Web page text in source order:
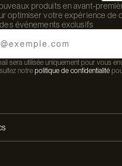
produits en avant-
optimiser votre expérience de
événements exclusifs
sera utilisée uniquement pour vous
notre politique de confidentialité